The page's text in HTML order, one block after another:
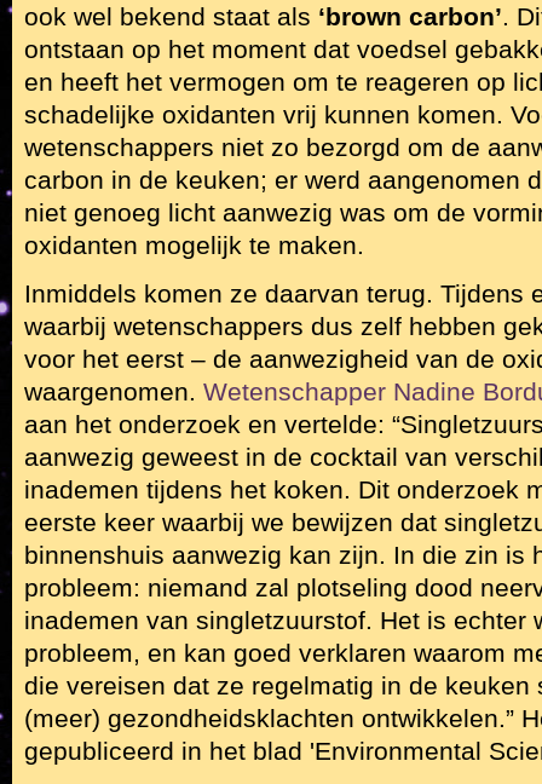
ook wel bekend staat als ‘brown carbon’.
ontstaan op het moment dat voedsel
en heeft het vermogen om te reageren op
schadelijke oxidanten vrij kunnen komen.
wetenschappers niet zo bezorgd om de
carbon in de keuken; er werd aangenomen
niet genoeg licht aanwezig was om de
oxidanten mogelijk te maken.
Inmiddels komen ze daarvan terug. Tijdens
waarbij wetenschappers dus zelf hebben
voor het eerst – de aanwezigheid van de
waargenomen. Wetenschapper Nadine
aan het onderzoek en vertelde:
aanwezig geweest in de cocktail van
inademen tijdens het koken. Dit onderzoek
eerste keer waarbij we bewijzen dat
binnenshuis aanwezig kan zijn. In die zin is
probleem: niemand zal plotseling dood
inademen van singletzuurstof. Het is echter
probleem, en kan goed verklaren waarom
die vereisen dat ze regelmatig in de keuken
(meer) gezondheidsklachten ontwikkelen.”
gepubliceerd in het blad 'Environmental